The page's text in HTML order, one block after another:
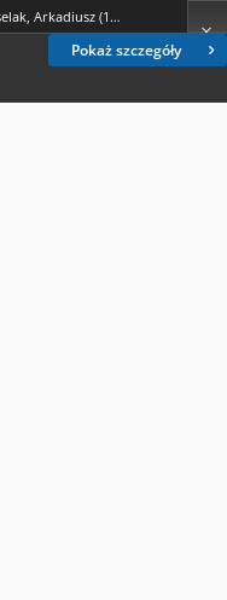
Pokaż szczegóły
Koselak, Arkadiusz (1972- ).; Underhill, James William.